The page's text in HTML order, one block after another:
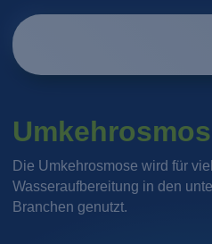
Die Umkehrosmose wird für
Wasseraufbereitung in den
Branchen genutzt.